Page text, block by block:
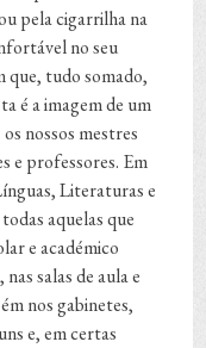
pela cigarrilha na
no seu
que, tudo somado,
é a imagem de um
nossos mestres
e professores. Em
Literaturas e
aquelas que
e académico
salas de aula e
nos gabinetes,
e, em certas